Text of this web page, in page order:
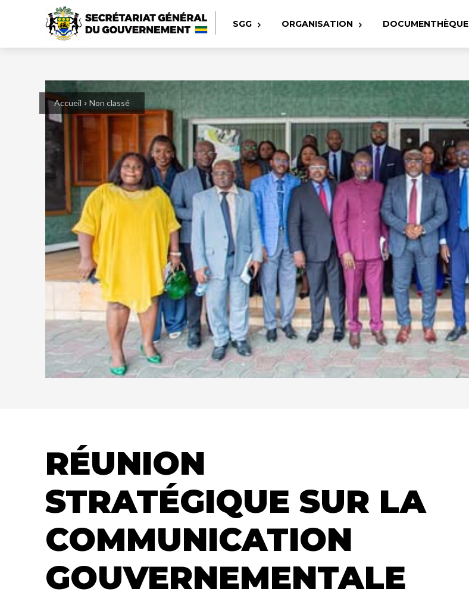
SGG ORGANISATION DOCUMENTHÈQUE
Accueil Non classé
RÉUNION
STRATÉGIQUE SUR LA
COMMUNICATION
GOUVERNEMENTALE